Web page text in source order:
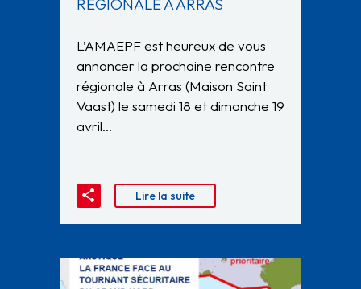
RÉGIONALE À ARRAS
L’AMAEPF est heureux de vous
annoncer la prochaine rencontre
régionale à Arras (Maison Saint
Vaast) le samedi 18 et dimanche 19
avril…
Lire la suite